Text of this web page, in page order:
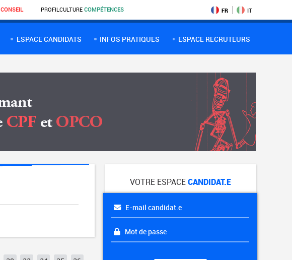
CONSEIL PROFILCULTURE COMPÉTENCES FR IT
ESPACE CANDIDATS INFOS PRATIQUES ESPACE RECRUTEURS
VOTRE ESPACECANDIDAT.E
E-mail candidat.e
Mot de passe